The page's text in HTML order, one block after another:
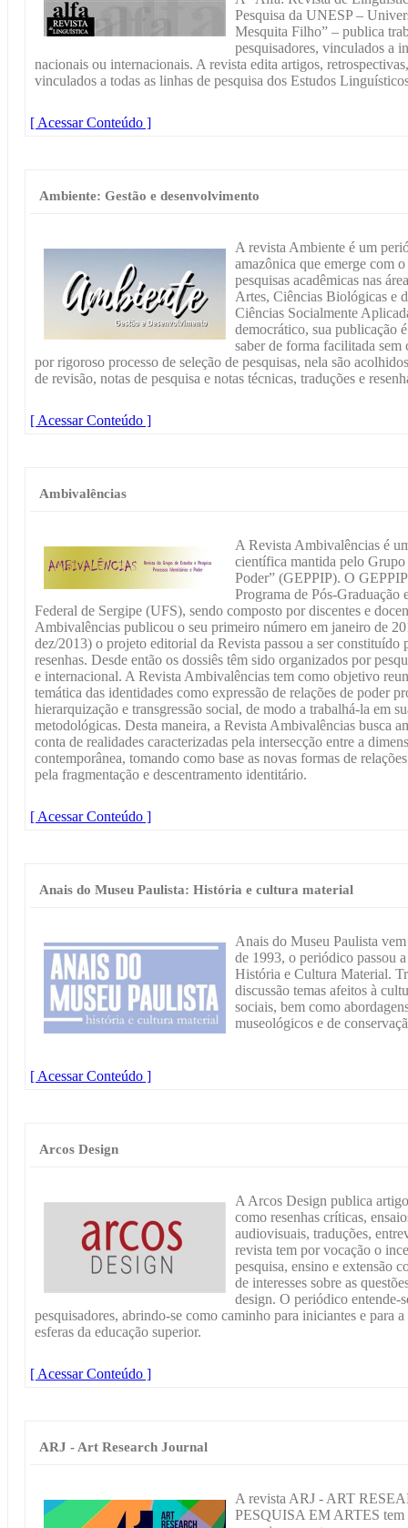
Pesquisa da UNESP –
Mesquita Filho” – publica
pesquisadores, vinculados a
nacionais ou internacionais. A revista edita artigos,
vinculados a todas as linhas de pesquisa dos Estudos
[ Acessar Conteúdo ]
Ambiente: Gestão e desenvolvimento
A revista Ambiente é um
amazônica que emerge com
pesquisas acadêmicas nas
Artes, Ciências Biológicas e
Ciências Socialmente
democrático, sua publicação
saber de forma facilitada sem
por rigoroso processo de seleção de pesquisas, nela são
de revisão, notas de pesquisa e notas técnicas, traduções e
[ Acessar Conteúdo ]
Ambivalências
A Revista Ambivalências é
científica mantida pelo Grupo
Poder” (GEPPIP). O
Programa de Pós-
Federal de Sergipe (UFS), sendo composto por discentes e
Ambivalências publicou o seu primeiro número em janeiro de
dez/2013) o projeto editorial da Revista passou a ser constituído
resenhas. Desde então os dossiês têm sido organizados por
e internacional. A Revista Ambivalências tem como objetivo
temática das identidades como expressão de relações de poder
hierarquização e transgressão social, de modo a trabalhá-la em
metodológicas. Desta maneira, a Revista Ambivalências busca
conta de realidades caracterizadas pela intersecção entre a
contemporânea, tomando como base as novas formas de
pela fragmentação e descentramento identitário.
[ Acessar Conteúdo ]
Anais do Museu Paulista: História e cultura material
Anais do Museu Paulista
de 1993, o periódico passou
História e Cultura Material.
discussão temas afeitos à
sociais, bem como
museológicos e de
[ Acessar Conteúdo ]
Arcos Design
A Arcos Design publica
como resenhas críticas,
audiovisuais, traduções,
revista tem por vocação o
pesquisa, ensino e extensão
de interesses sobre as
design. O periódico entende-
pesquisadores, abrindo-se como caminho para iniciantes e para
esferas da educação superior.
[ Acessar Conteúdo ]
ARJ - Art Research Journal
A revista ARJ - ART
PESQUISA EM ARTES tem